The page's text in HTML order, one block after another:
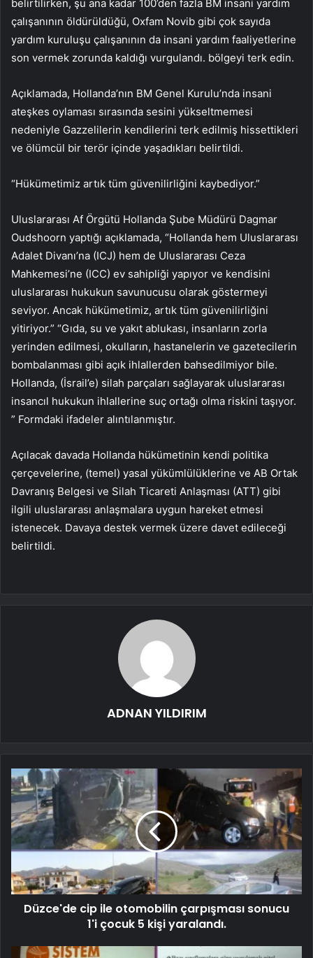
belirtilirken, şu ana kadar 100’den fazla BM insani yardım
çalışanının öldürüldüğü, Oxfam Novib gibi çok sayıda
yardım kuruluşu çalışanının da insani yardım faaliyetlerine
son vermek zorunda kaldığı vurgulandı. bölgeyi terk edin.
Açıklamada, Hollanda’nın BM Genel Kurulu’nda insani
ateşkes oylaması sırasında sesini yükseltmemesi
nedeniyle Gazzelilerin kendilerini terk edilmiş hissettikleri
ve ölümcül bir terör içinde yaşadıkları belirtildi.
“Hükümetimiz artık tüm güvenilirliğini kaybediyor.”
Uluslararası Af Örgütü Hollanda Şube Müdürü Dagmar
Oudshoorn yaptığı açıklamada, “Hollanda hem Uluslararası
Adalet Divanı’na (ICJ) hem de Uluslararası Ceza
Mahkemesi’ne (ICC) ev sahipliği yapıyor ve kendisini
uluslararası hukukun savunucusu olarak göstermeyi
seviyor. Ancak hükümetimiz, artık tüm güvenilirliğini
yitiriyor.” “Gıda, su ve yakıt ablukası, insanların zorla
yerinden edilmesi, okulların, hastanelerin ve gazetecilerin
bombalanması gibi açık ihlallerden bahsedilmiyor bile.
Hollanda, (İsrail’e) silah parçaları sağlayarak uluslararası
insancıl hukukun ihlallerine suç ortağı olma riskini taşıyor.
” Formdaki ifadeler alıntılanmıştır.
Açılacak davada Hollanda hükümetinin kendi politika
çerçevelerine, (temel) yasal yükümlülüklerine ve AB Ortak
Davranış Belgesi ve Silah Ticareti Anlaşması (ATT) gibi
ilgili uluslararası anlaşmalara uygun hareket etmesi
istenecek. Davaya destek vermek üzere davet edileceği
belirtildi.
ADNAN YILDIRIM
Düzce'de cip ile otomobilin çarpışması sonucu
1'i çocuk 5 kişi yaralandı.